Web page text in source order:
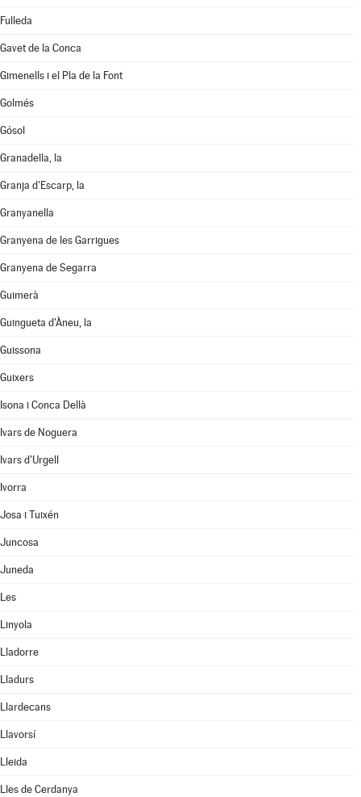
Fulleda
Gavet de la Conca
Gimenells i el Pla de la Font
Golmés
Gósol
Granadella, la
Granja d'Escarp, la
Granyanella
Granyena de les Garrigues
Granyena de Segarra
Guimerà
Guingueta d'Àneu, la
Guissona
Guixers
Isona i Conca Dellà
Ivars de Noguera
Ivars d'Urgell
Ivorra
Josa i Tuixén
Juncosa
Juneda
Les
Linyola
Lladorre
Lladurs
Llardecans
Llavorsí
Lleida
Lles de Cerdanya